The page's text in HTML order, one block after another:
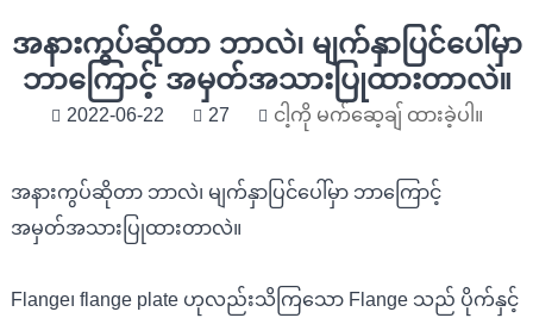
အနားကွပ်ဆိုတာ ဘာလဲ၊ မျက်နှာပြင်ပေါ်မှာ
ဘာကြောင့် အမှတ်အသားပြုထားတာလဲ။
2022-06-22 27 ငါ့ကို မက်ဆေ့ချ် ထားခဲ့ပါ။
အနားကွပ်ဆိုတာ ဘာလဲ၊ မျက်နှာပြင်ပေါ်မှာ ဘာကြောင့်
အမှတ်အသားပြုထားတာလဲ။
Flange၊ flange plate ဟုလည်းသိကြသော Flange သည် ပိုက်နှင့်